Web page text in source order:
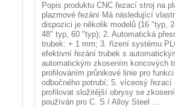
Popis produktu CNC řezací stroj na
plazmové řezání Má následující
dispozici je několik modelů (16 "typ,
48" typ, 60 "typ); 2. Automatická
trubek: + 1 mm; 3. řízení systému
efektivní řezání trubek s
automatickým zkosením koncových
profilováním průnikové linie pro
odbočného potrubí; 5. víceosý řezací
profilovat složitější obrysy se
používán pro C. S / Alloy Steel ...